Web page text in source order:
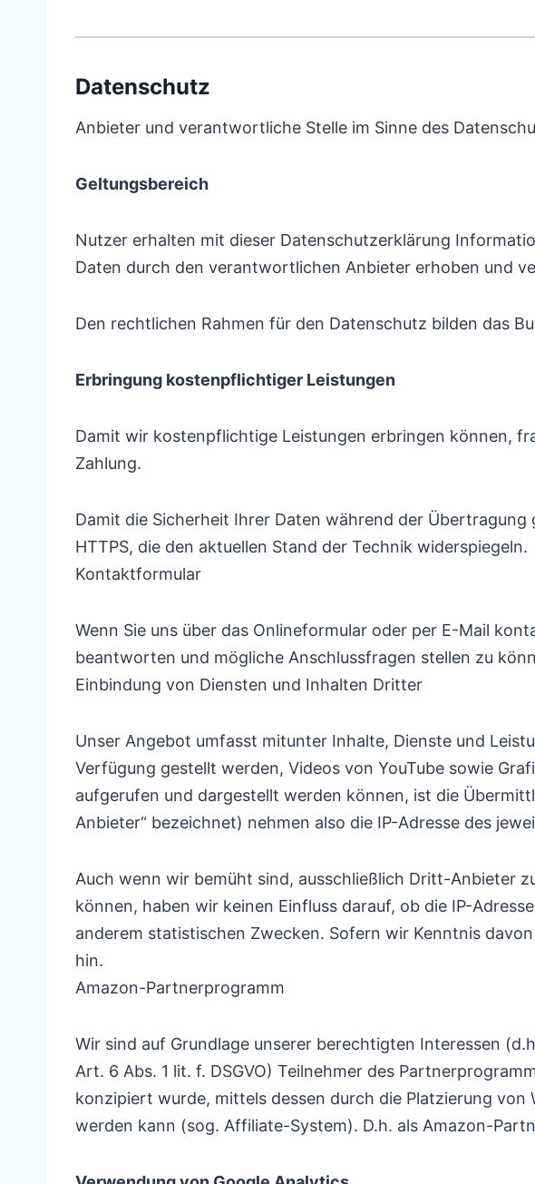
Datenschutz
Anbieter und verantwortliche Stelle im Sinne des
Geltungsbereich
Nutzer erhalten mit dieser Datenschutzerklärung
Daten durch den verantwortlichen Anbieter erhoben und
Den rechtlichen Rahmen für den Datenschutz bilden das
Erbringung kostenpflichtiger Leistungen
Damit wir kostenpflichtige Leistungen erbringen können,
Zahlung.
Damit die Sicherheit Ihrer Daten während der
HTTPS, die den aktuellen Stand der Technik widerspiegeln.
Kontaktformular
Wenn Sie uns über das Onlineformular oder per E-Mail
beantworten und mögliche Anschlussfragen stellen zu
Einbindung von Diensten und Inhalten Dritter
Unser Angebot umfasst mitunter Inhalte, Dienste und
Verfügung gestellt werden, Videos von YouTube sowie
aufgerufen und dargestellt werden können, ist die
Anbieter“ bezeichnet) nehmen also die IP-Adresse des
Auch wenn wir bemüht sind, ausschließlich Dritt-Anbieter
können, haben wir keinen Einfluss darauf, ob die IP-
anderem statistischen Zwecken. Sofern wir Kenntnis
hin.
Amazon-Partnerprogramm
Wir sind auf Grundlage unserer berechtigten Interessen
Art. 6 Abs. 1 lit. f. DSGVO) Teilnehmer des
konzipiert wurde, mittels dessen durch die Platzierung
werden kann (sog. Affiliate-System). D.h. als Amazon-